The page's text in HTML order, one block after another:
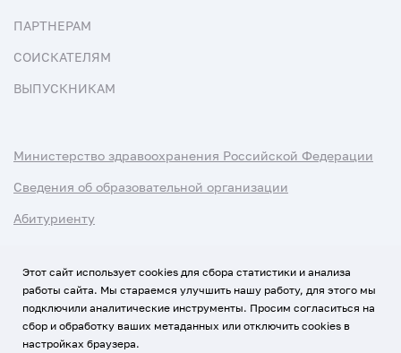
ПАРТНЕРАМ
СОИСКАТЕЛЯМ
ВЫПУСКНИКАМ
Министерство здравоохранения Российской Федерации
Сведения об образовательной организации
Абитуриенту
Использование Cookies
Политика обработки персональных данных
Этот сайт использует cookies для сбора статистики и анализа
работы сайта. Мы стараемся улучшить нашу работу, для этого мы
подключили аналитические инструменты. Просим согласиться на
сбор и обработку ваших метаданных или отключить cookies в
настройках браузера.